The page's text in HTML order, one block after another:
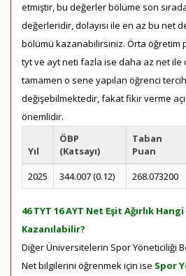
etmiştir, bu değerler bölüme son
değerleridir, dolayısı ile en az bu net
bölümü kazanabilirsiniz. Örta öğretim
tyt ve ayt neti fazla ise daha az net ile
tamamen o sene yapılan öğrenci
değişebilmektedir, fakat fikir verme
önemlidir.
Yıl
ÖBP
(Katsayı)
Taban
Puan
2025
344.007 (0.12) 268.073200
46 TYT 16 AYT Net Eşit Ağırlık
Kazanılabilir?
Diğer Üniversitelerin Spor Yöneticiliği
Net bilgilerini öğrenmek için ise Spor